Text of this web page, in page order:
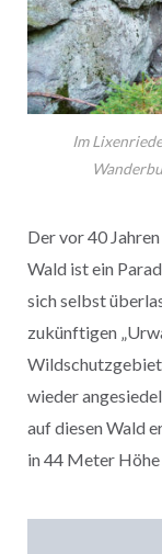
Im
Der vor 40
Wald ist ein
sich selbst
zukünftigen
wieder
auf diesen Wald
in 44 Meter